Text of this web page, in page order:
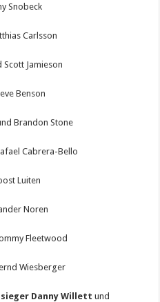
Snobeck
Carlsson
Scott Jamieson
Benson
Brandon Stone
Cabrera-Bello
Luiten
Noren
Fleetwood
Wiesberger
Danny Willett und